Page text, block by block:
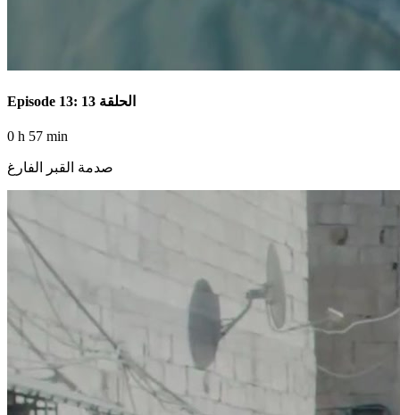
Episode 13: الحلقة 13
0 h 57 min
صدمة القبر الفارغ